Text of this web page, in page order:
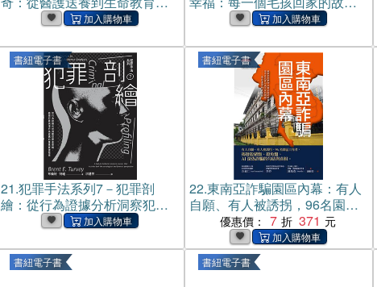
初衷不改二十年(電子書)
事，都像一場奇蹟(電子書)
書紐電子書
21.犯罪手法系列7－犯罪剖
繪：從行為證據分析洞察犯罪
者思維，揭開犯罪現場行為密
書紐電子書
22.東南亞詐騙園區內幕：有人
自願、有人被誘拐，96名園區
工作者，揭發殺豬盤、殺魚
盤、AI深偽詐騙的勾結與真
相。(電子書)
優惠價： 7 371
書紐電子書 書紐電子書